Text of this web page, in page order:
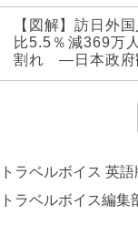
【図解】訪日外
比5.5％減369万
割れ ―日本政府
トラベルボイス 英語
トラベルボイス編集